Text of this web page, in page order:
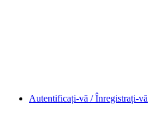
Autentificați-vă / Înregistrați-vă